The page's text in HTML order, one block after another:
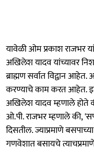
यावेळी ओम प्रकाश राजभर
अखिलेश यादव यांच्यावर
ब्राह्मण सर्वात विद्वान
करण्याचे काम करत आहेत.
अखिलेश यादव म्हणाले होते
ओ.पी. राजभर म्हणाले की,
दिसतील. ज्याप्रमाणे
गणवेशात बसायचे